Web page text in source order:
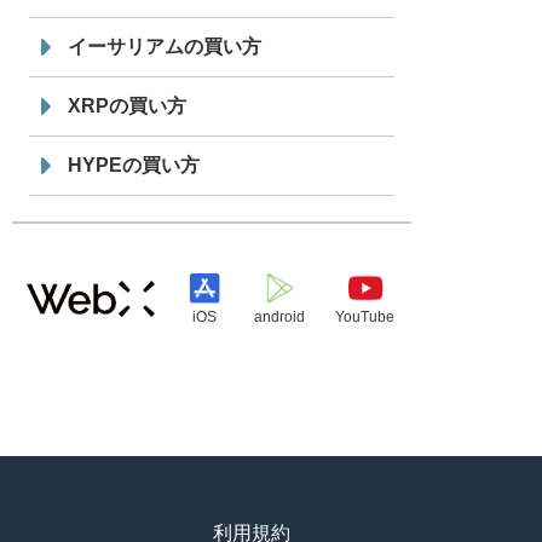
イーサリアムの買い方
XRPの買い方
HYPEの買い方
iOS android YouTube
利用規約